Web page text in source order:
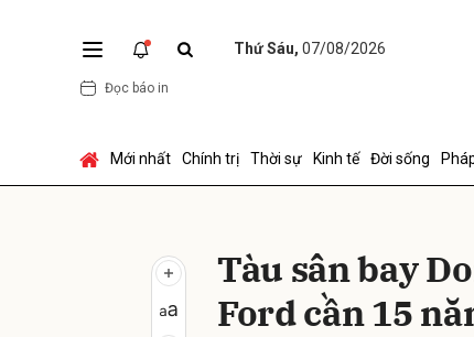
Thứ Sáu, 07/08/2026
Đọc báo in
Mới nhất Chính trị Thời sự Kinh tế Đời sống
Tàu sân bay
Ford cần 15